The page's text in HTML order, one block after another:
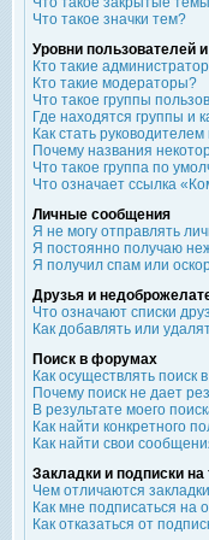
Что такое значки тем?
Уровни пользователей
Кто такие
Кто такие модераторы?
Что такое группы
Где находятся группы и
Как стать
Почему названия
Что такое группа по
Что означает ссылка
Личные сообщения
Я не могу отправлять
Я постоянно получаю
Я получил спам или
Друзья и
Что означают списки
Как добавлять или
Поиск в форумах
Как осуществлять поиск
Почему поиск не дает
В результате моего
Как найти конкретного
Как найти свои
Закладки и подписки
Чем отличаются
Как мне подписаться
Как отказаться от